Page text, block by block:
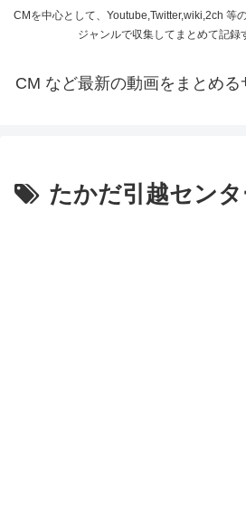
CMを中心として、Youtube,Twitter,wiki,2ch 等
ジャンルで収集してまとめて記録
CM など最新の動画をまとめ
たかだ引越セン